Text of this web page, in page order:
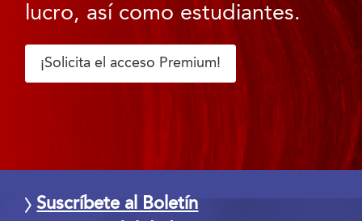
lucro, así como estudiantes.
¡Solicita el acceso Premium!
Suscríbete al Boletín